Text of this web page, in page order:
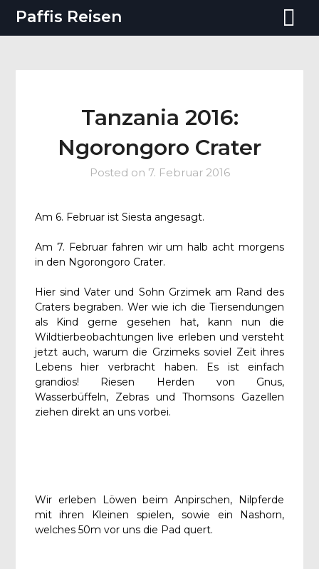
Paffis Reisen
Tanzania 2016:
Ngorongoro Crater
Posted on 7. Februar 2016
Am 6. Februar ist Siesta angesagt.
Am 7. Februar fahren wir um halb acht morgens
in den Ngorongoro Crater.
Hier sind Vater und Sohn Grzimek am Rand des
Craters begraben. Wer wie ich die Tiersendungen
als Kind gerne gesehen hat, kann nun die
Wildtierbeobachtungen live erleben und versteht
jetzt auch, warum die Grzimeks soviel Zeit ihres
Lebens hier verbracht haben. Es ist einfach
grandios! Riesen Herden von Gnus,
Wasserbüffeln, Zebras und Thomsons Gazellen
ziehen direkt an uns vorbei.
Wir erleben Löwen beim Anpirschen, Nilpferde
mit ihren Kleinen spielen, sowie ein Nashorn,
welches 50m vor uns die Pad quert.